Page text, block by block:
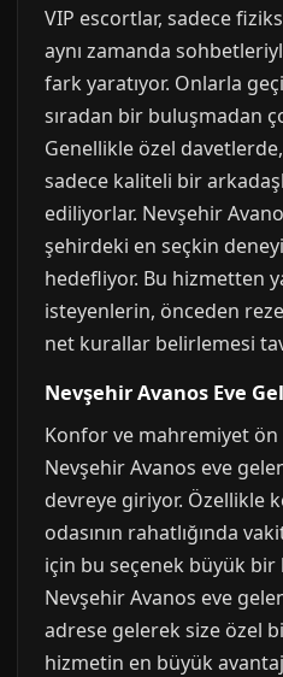
VIP escortlar, sadece
aynı zamanda
fark yaratıyor. Onlarla
sıradan bir buluşmadan
Genellikle özel
sadece kaliteli bir
ediliyorlar. Nevşehir
şehirdeki en seçkin
hedefliyor. Bu hizmetten
isteyenlerin, önceden
net kurallar belirlemesi
Nevşehir Avanos Eve
Konfor ve mahremiyet
Nevşehir Avanos eve
devreye giriyor. Özellikle
odasının rahatlığında
için bu seçenek büyük bir
Nevşehir Avanos eve
adrese gelerek size özel
hizmetin en büyük